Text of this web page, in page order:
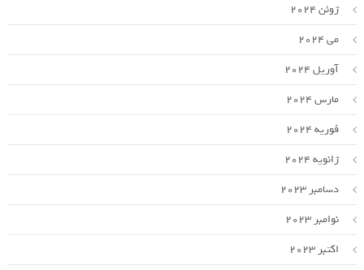
ژوئن 2024
می 2024
آوریل 2024
مارس 2024
فوریه 2024
ژانویه 2024
دسامبر 2023
نوامبر 2023
اکتبر 2023